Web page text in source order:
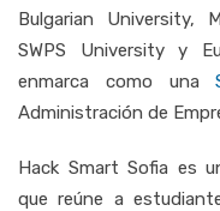
Bulgarian University,
SWPS University y
enmarca como una
Administración de
Hack Smart Sofia es
que reúne a